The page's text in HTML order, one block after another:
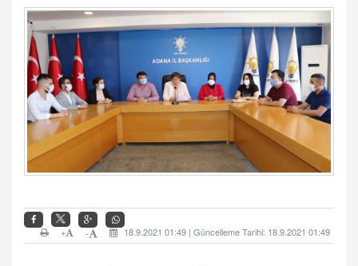
18.9.2021 01:49 | Güncelleme Tarihi: 18.9.2021 01:49
-
+